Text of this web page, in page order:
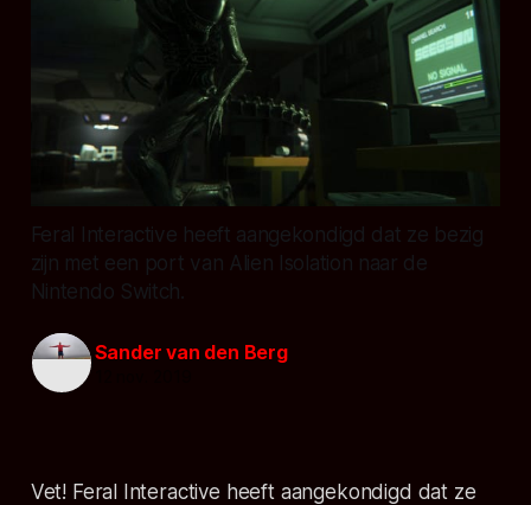
Feral Interactive heeft aangekondigd dat ze bezig
zijn met een port van Alien Isolation naar de
Nintendo Switch.
Sander van den Berg
Vet! Feral Interactive heeft aangekondigd dat ze